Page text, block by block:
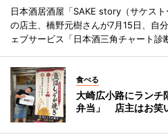
日本酒居酒屋「SAKE story（サケスト
の店主、橋野元樹さんが7月15日、自
ェブサービス「日本酒三角チャート診
食べる
大崎広小路にランチ
弁当」 店主はお笑